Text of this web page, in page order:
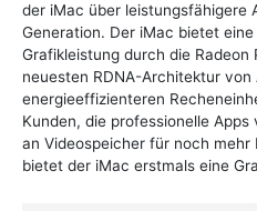
der iMac über leistungsfähigere
Generation. Der iMac bietet
Grafikleistung durch die
neuesten RDNA-Architektur
energieeffizienteren
Kunden, die professionelle
an Videospeicher für noch mehr
bietet der iMac erstmals eine